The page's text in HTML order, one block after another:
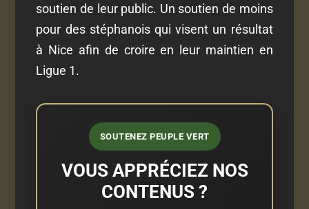
soutien de leur public. Un soutien de moins
pour des stéphanois qui visent un résultat
à Nice afin de croire en leur maintien en
Ligue 1.
SOUTENEZ PEUPLE VERT
VOUS APPRÉCIEZ NOS
CONTENUS ?